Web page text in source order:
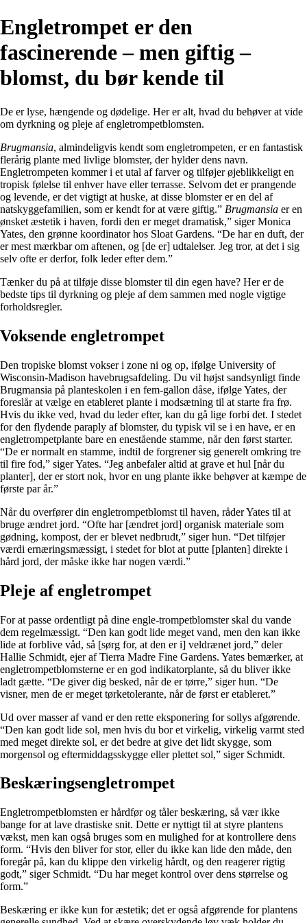
Engletrompet er den
fascinerende – men giftig –
blomst, du bør kende til
De er lyse, hængende og dødelige. Her er alt, hvad du behøver at vide
om dyrkning og pleje af engletrompetblomsten.
Brugmansia, almindeligvis kendt som engletrompeten, er en fantastisk
flerårig plante med livlige blomster, der hylder dens navn.
Engletrompeten kommer i et utal af farver og tilføjer øjeblikkeligt en
tropisk følelse til enhver have eller terrasse. Selvom det er prangende
og levende, er det vigtigt at huske, at disse blomster er en del af
natskyggefamilien, som er kendt for at være giftig.” Brugmansia er en
ønsket æstetik i haven, fordi den er meget dramatisk,” siger Monica
Yates, den grønne koordinator hos Sloat Gardens. “De har en duft, der
er mest mærkbar om aftenen, og [de er] udtalelser. Jeg tror, at det i sig
selv ofte er derfor, folk leder efter dem.”
Tænker du på at tilføje disse blomster til din egen have? Her er de
bedste tips til dyrkning og pleje af dem sammen med nogle vigtige
forholdsregler.
Voksende engletrompet
Den tropiske blomst vokser i zone ni og op, ifølge University of
Wisconsin-Madison havebrugsafdeling. Du vil højst sandsynligt finde
Brugmansia på planteskolen i en fem-gallon dåse, ifølge Yates, der
foreslår at vælge en etableret plante i modsætning til at starte fra frø.
Hvis du ikke ved, hvad du leder efter, kan du gå lige forbi det. I stedet
for den flydende paraply af blomster, du typisk vil se i en have, er en
engletrompetplante bare en enestående stamme, når den først starter.
“De er normalt en stamme, indtil de forgrener sig generelt omkring tre
til fire fod,” siger Yates. “Jeg anbefaler altid at grave et hul [når du
planter], der er stort nok, hvor en ung plante ikke behøver at kæmpe de
første par år.”
Når du overfører din engletrompetblomst til haven, råder Yates til at
bruge ændret jord. “Ofte har [ændret jord] organisk materiale som
gødning, kompost, der er blevet nedbrudt,” siger hun. “Det tilføjer
værdi ernæringsmæssigt, i stedet for blot at putte [planten] direkte i
hård jord, der måske ikke har nogen værdi.”
Pleje af engletrompet
For at passe ordentligt på dine engle-trompetblomster skal du vande
dem regelmæssigt. “Den kan godt lide meget vand, men den kan ikke
lide at forblive våd, så [sørg for, at den er i] veldrænet jord,” deler
Hallie Schmidt, ejer af Tierra Madre Fine Gardens. Yates bemærker, at
engletrompetblomsterne er en god indikatorplante, så du bliver ikke
ladt gætte. “De giver dig besked, når de er tørre,” siger hun. “De
visner, men de er meget tørketolerante, når de først er etableret.”
Ud over masser af vand er den rette eksponering for sollys afgørende.
“Den kan godt lide sol, men hvis du bor et virkelig, virkelig varmt sted
med meget direkte sol, er det bedre at give det lidt skygge, som
morgensol og eftermiddagsskygge eller plettet sol,” siger Schmidt.
Beskæringsengletrompet
Engletrompetblomsten er hårdfør og tåler beskæring, så vær ikke
bange for at lave drastiske snit. Dette er nyttigt til at styre plantens
vækst, men kan også bruges som en mulighed for at kontrollere dens
form. “Hvis den bliver for stor, eller du ikke kan lide den måde, den
foregår på, kan du klippe den virkelig hårdt, og den reagerer rigtig
godt,” siger Schmidt. “Du har meget kontrol over dens størrelse og
form.”
Beskæring er ikke kun for æstetik; det er også afgørende for plantens